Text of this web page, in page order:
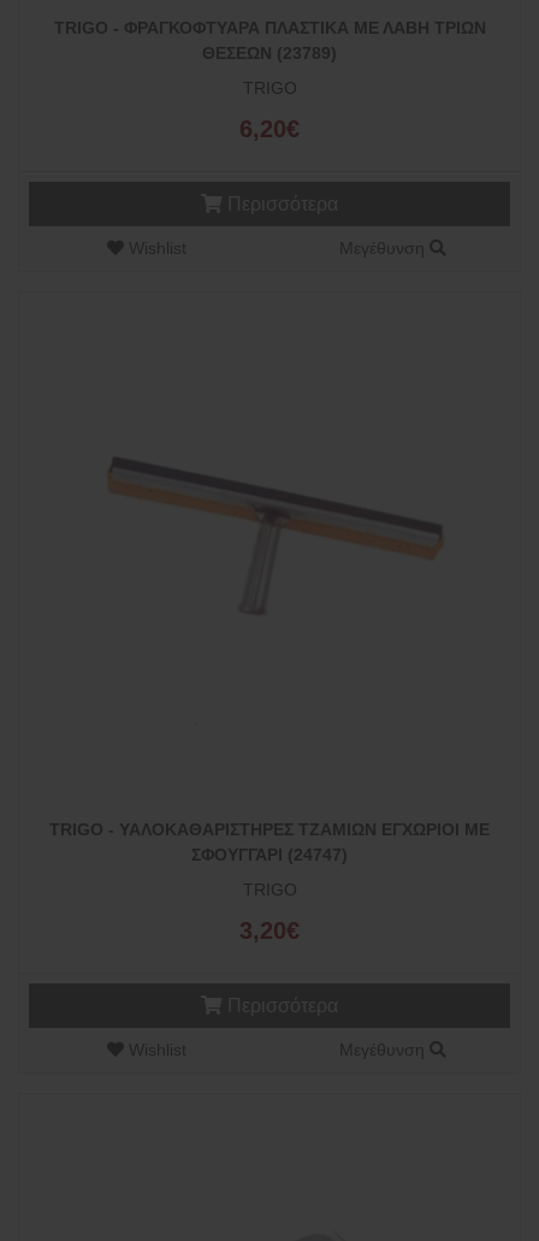
TRIGO - ΦΡΑΓΚΟΦΤΥΑΡΑ ΠΛΑΣΤΙΚΑ ΜΕ ΛΑΒΗ ΤΡΙΩΝ
ΘΕΣΕΩΝ (23789)
TRIGO
6,20€
Wishlist Μεγέθυνση
TRIGO - ΥΑΛΟΚΑΘΑΡΙΣΤΗΡΕΣ ΤΖΑΜΙΩΝ ΕΓΧΩΡΙΟΙ ΜΕ
ΣΦΟΥΓΓΑΡΙ (24747)
TRIGO
3,20€
Wishlist Μεγέθυνση